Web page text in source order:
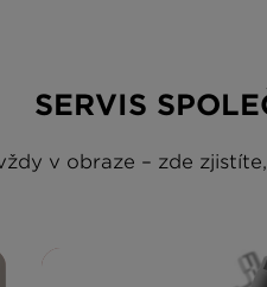
SERVIS
v obraze – zde